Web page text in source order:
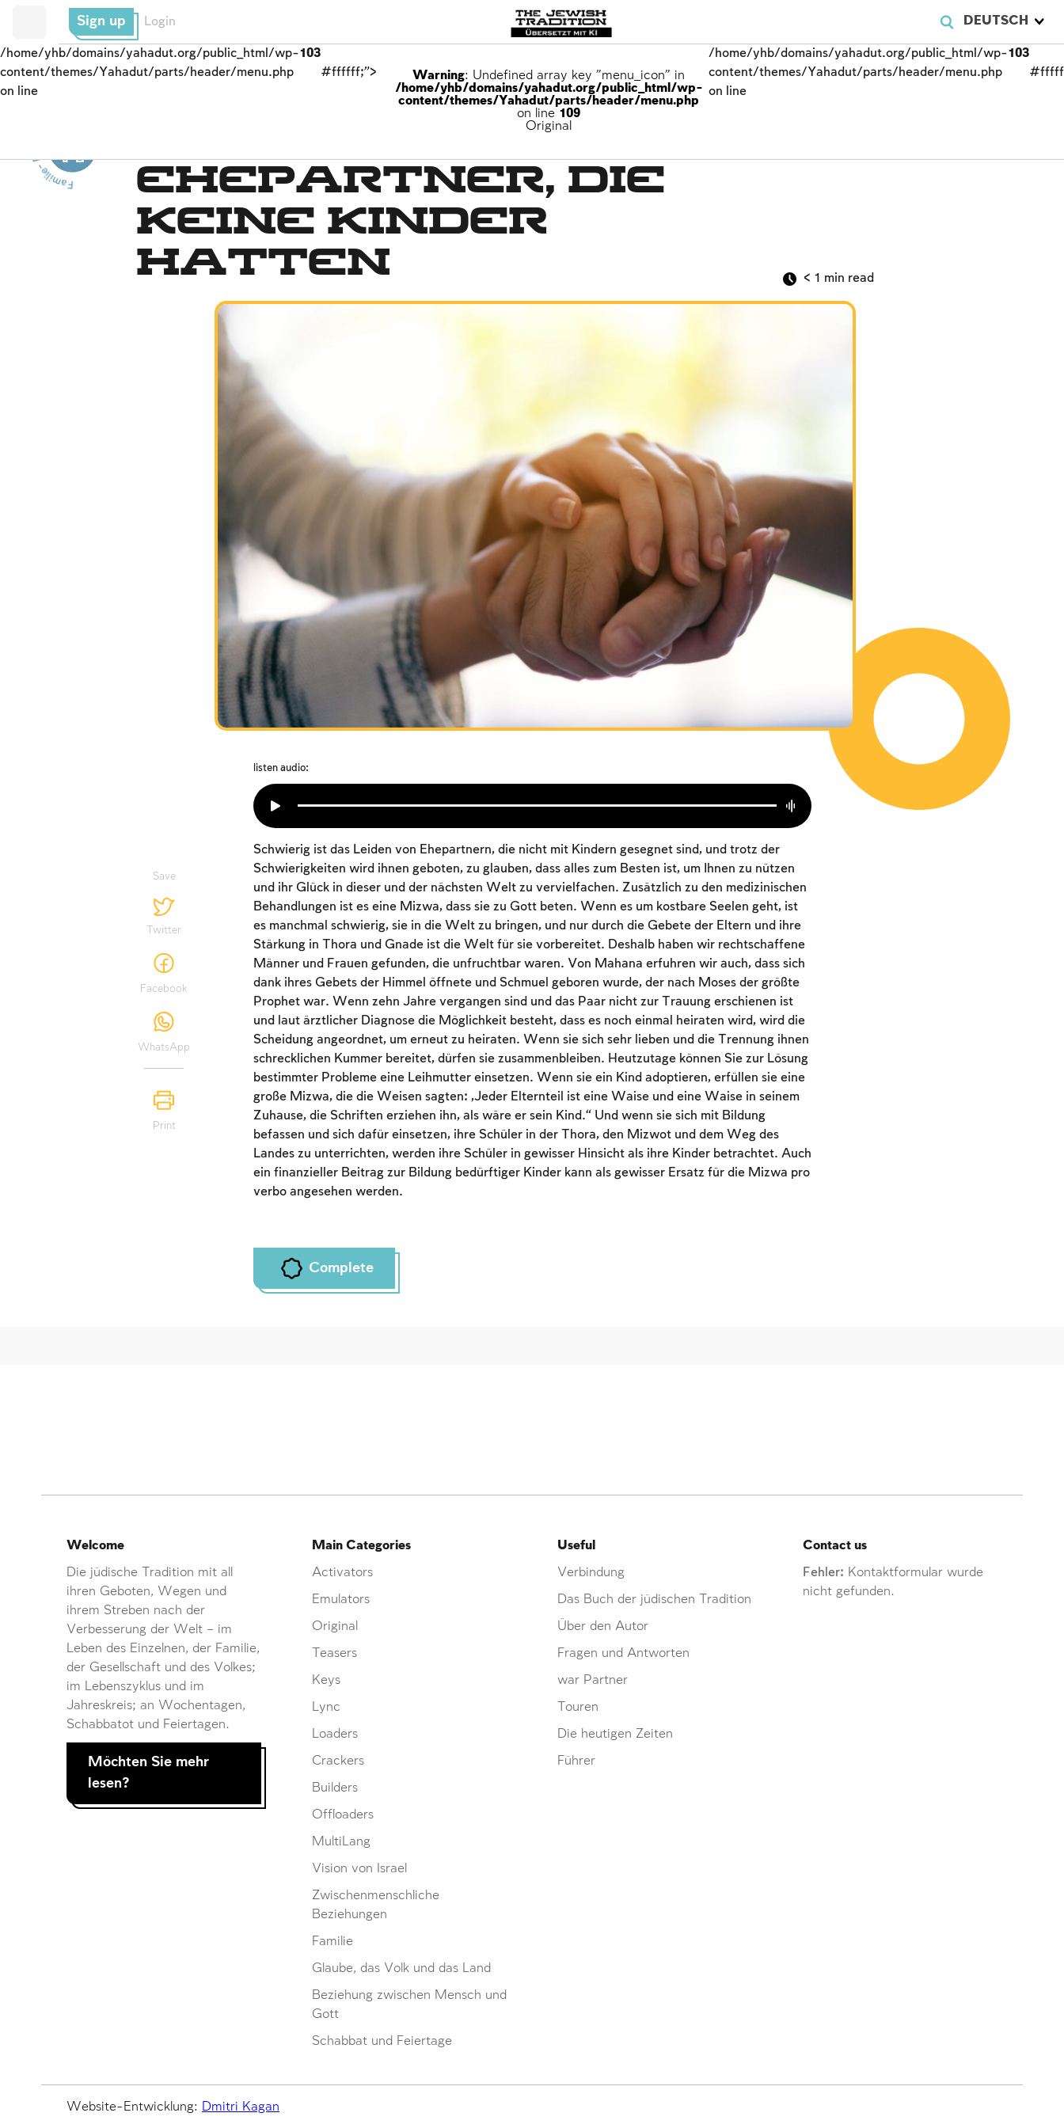
DEUTSCH
Sign up Login
/home/yhb/domains/yahadut.org/public_html/wp-
content/themes/Yahadut/parts/header/menu.php
on line
103
#ffffff;">
Warning: Undefined array key "menu_icon" in
/home/yhb/domains/yahadut.org/public_html/wp-
content/themes/Yahadut/parts/header/menu.php
on line 109
Original
/home/yhb/domains/yahadut.org/public_html/wp-
content/themes/Yahadut/parts/header/menu.php
on line
103
Familie- Familie- Familie--
Ehepartner, die
keine Kinder
hatten
< 1 min read
listen audio:
Save
Twitter
Facebook
WhatsApp
Print
Schwierig ist das Leiden von Ehepartnern, die nicht mit Kindern gesegnet sind, und trotz der
Schwierigkeiten wird ihnen geboten, zu glauben, dass alles zum Besten ist, um Ihnen zu nützen
und ihr Glück in dieser und der nächsten Welt zu vervielfachen. Zusätzlich zu den medizinischen
Behandlungen ist es eine Mizwa, dass sie zu Gott beten. Wenn es um kostbare Seelen geht, ist
es manchmal schwierig, sie in die Welt zu bringen, und nur durch die Gebete der Eltern und ihre
Stärkung in Thora und Gnade ist die Welt für sie vorbereitet. Deshalb haben wir rechtschaffene
Männer und Frauen gefunden, die unfruchtbar waren. Von Mahana erfuhren wir auch, dass sich
dank ihres Gebets der Himmel öffnete und Schmuel geboren wurde, der nach Moses der größte
Prophet war. Wenn zehn Jahre vergangen sind und das Paar nicht zur Trauung erschienen ist
und laut ärztlicher Diagnose die Möglichkeit besteht, dass es noch einmal heiraten wird, wird die
Scheidung angeordnet, um erneut zu heiraten. Wenn sie sich sehr lieben und die Trennung ihnen
schrecklichen Kummer bereitet, dürfen sie zusammenbleiben. Heutzutage können Sie zur Lösung
bestimmter Probleme eine Leihmutter einsetzen. Wenn sie ein Kind adoptieren, erfüllen sie eine
große Mizwa, die die Weisen sagten: „Jeder Elternteil ist eine Waise und eine Waise in seinem
Zuhause, die Schriften erziehen ihn, als wäre er sein Kind.“ Und wenn sie sich mit Bildung
befassen und sich dafür einsetzen, ihre Schüler in der Thora, den Mizwot und dem Weg des
Landes zu unterrichten, werden ihre Schüler in gewisser Hinsicht als ihre Kinder betrachtet. Auch
ein finanzieller Beitrag zur Bildung bedürftiger Kinder kann als gewisser Ersatz für die Mizwa pro
verbo angesehen werden.
Complete
Account required
To mark concepts as learned, you'll need to create
an account or log in.
Sign up Login
Contact us
Fehler: Kontaktformular wurde
nicht gefunden.
Useful
Verbindung
Das Buch der jüdischen Tradition
Über den Autor
Fragen und Antworten
war Partner
Touren
Die heutigen Zeiten
Führer
Main Categories
Activators
Emulators
Original
Teasers
Keys
Lync
Loaders
Crackers
Builders
Offloaders
MultiLang
Vision von Israel
Zwischenmenschliche
Beziehungen
Familie
Glaube, das Volk und das Land
Beziehung zwischen Mensch und
Gott
Schabbat und Feiertage
Welcome
Die jüdische Tradition mit all
ihren Geboten, Wegen und
ihrem Streben nach der
Verbesserung der Welt – im
Leben des Einzelnen, der Familie,
der Gesellschaft und des Volkes;
im Lebenszyklus und im
Jahreskreis; an Wochentagen,
Schabbatot und Feiertagen.
Möchten Sie mehr
lesen?
Website-Entwicklung: Dmitri Kagan